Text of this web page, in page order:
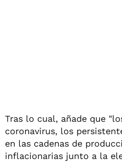
Tras lo cual, añade que
coronavirus, los
en las cadenas de
inflacionarias junto a la